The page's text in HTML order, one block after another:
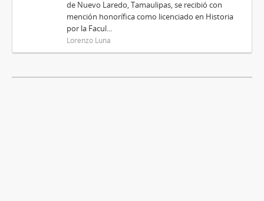
de Nuevo Laredo, Tamaulipas, se recibió con
mención honorífica como licenciado en Historia
por la Facul...
Lorenzo Luna